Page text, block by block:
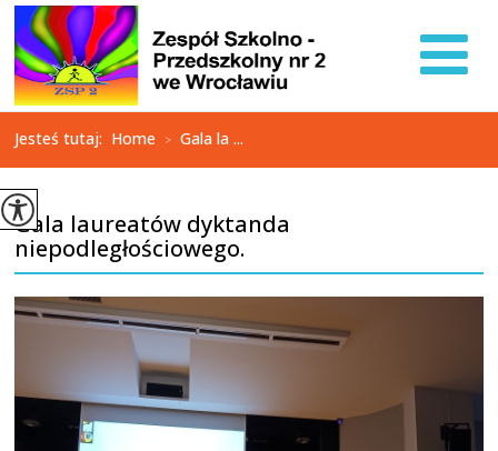
Jesteś tutaj: Home > Gala la ...
Gala laureatów dyktanda
niepodległościowego.